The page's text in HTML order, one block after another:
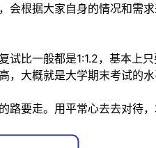
会根据大家自身的情况和需
比一般都是1:1.2，基本上
大概就是大学期末考试的水
要走。用平常心去去对待